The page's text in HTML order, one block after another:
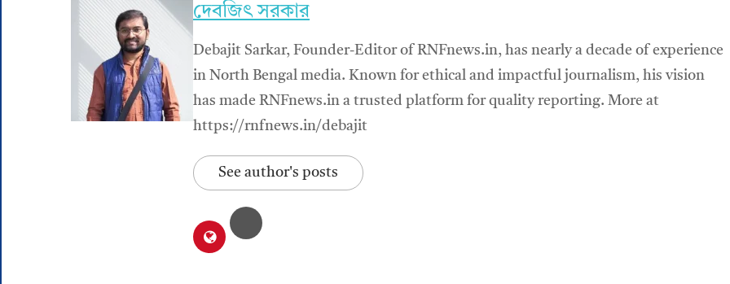
দেবজিৎ সরকার
Debajit Sarkar, Founder-Editor of RNFnews.in, has nearly a decade of experience
in North Bengal media. Known for ethical and impactful journalism, his vision
has made RNFnews.in a trusted platform for quality reporting. More at
https://rnfnews.in/debajit
See author's posts